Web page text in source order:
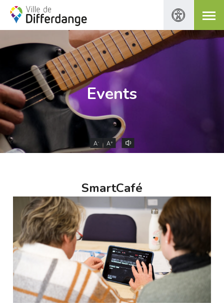
Events
A- A+
SmartCafé